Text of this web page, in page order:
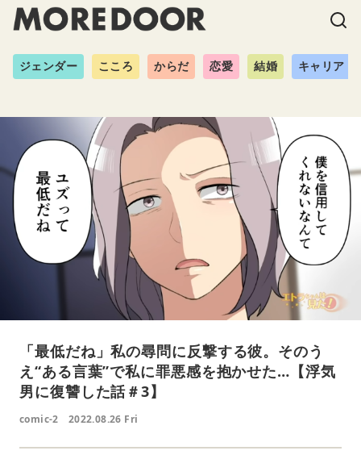
ジェンダー こころ からだ 恋愛 結婚 キャリア
「最低だね」私の尋問に反撃する彼。そのう
え“ある言葉”で私に罪悪感を抱かせた…【浮気
男に復讐した話＃3】
comic-2 2022.08.26 Fri